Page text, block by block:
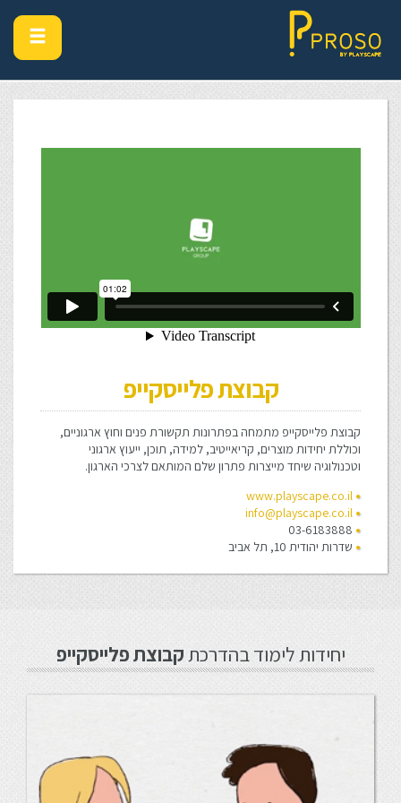
קבוצת פלייסקייפ
קבוצת פלייסקייפ מתמחה בפתרונות תקשורת פנים וחוץ ארגוניים,
וכוללת יחידות מוצרים, קריאייטיב, למידה, תוכן, ייעוץ ארגוני
וטכנולוגיה שיחד מייצרות פתרון שלם המותאם לצרכי הארגון.
www.playscape.co.il
info@playscape.co.il
03-6183888
שדרות יהודית 10, תל אביב
יחידות לימוד בהדרכת קבוצת פלייסקייפ